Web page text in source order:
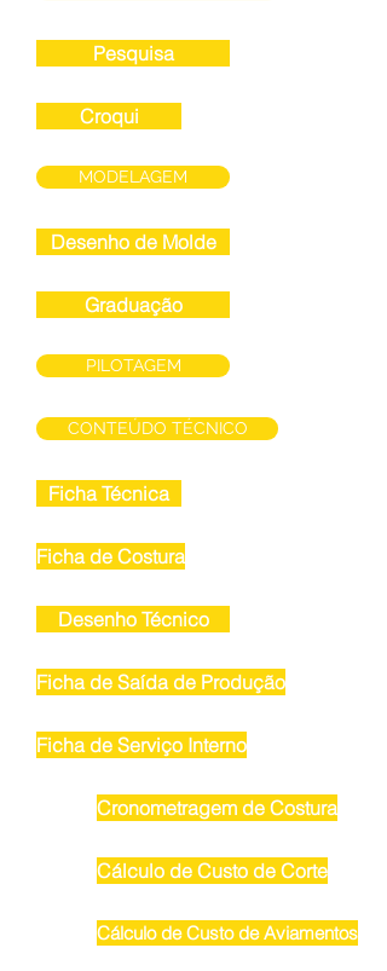
Pesquisa
Croqui
MODELAGEM
Desenho de Molde
Graduação
PILOTAGEM
CONTEÚDO TÉCNICO
Ficha Técnica
Ficha de Costura
Desenho Técnico
Ficha de Saída de Produção
Ficha de Serviço Interno
Cronometragem de Costura
Cálculo de Custo de Corte
Cálculo de Custo de Aviamentos